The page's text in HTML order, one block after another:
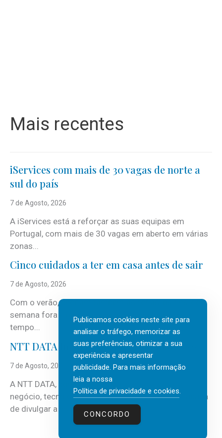
Mais recentes
iServices com mais de 30 vagas de norte a
sul do país
7 de Agosto, 2026
A iServices está a reforçar as suas equipas em
Portugal, com mais de 30 vagas em aberto em várias
zonas...
Cinco cuidados a ter em casa antes de sair
7 de Agosto, 2026
Com o verão, chegam também as férias, os fins-de-
semana fora e os dias em que a casa fica mais
tempo...
NTT DATA Insurtech Global Outlook 2026
7 de Agosto, 2026
A NTT DATA, consultora global em serviços de
negócio, tecnologia e inteligência artificial (IA), acaba
de divulgar a mais recente...
Publicamos cookies neste site para
analisar o tráfego, memorizar as
suas preferências, otimizar a sua
experiência e apresentar
publicidade. Para mais informação
leia a nossa
Política de privacidade e cookies.
CONCORDO